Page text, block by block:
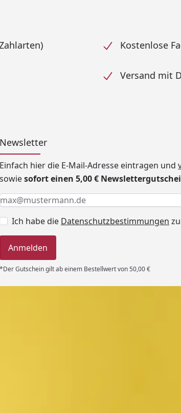
Kostenlose
Versand mit
Newsletter
Einfach hier die E-Mail-Adresse eintragen und
sowiesofort einen 5,00 €
Keine Eingabe erforderlich
Eingabe erforderlich
E-Mail *
Ich habe die Datenschutzbestimmungen
Anmelden
*Der Gutschein gilt ab einem Bestellwert von 50,00 €